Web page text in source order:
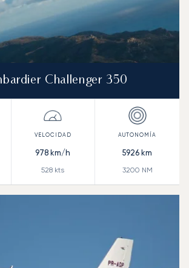
Challenger 350
978 km/h
528 kts
5926 km
3200 NM